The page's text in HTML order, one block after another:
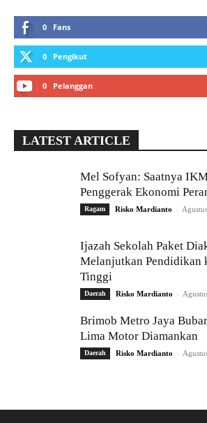
0 Fans
0 Pengikut
0 Pelanggan
LATEST ARTICLE
Mel Sofyan: Saatnya
Penggerak Ekonomi
Ragam Risko Mardianto -
Ijazah Sekolah Paket
Melanjutkan Pendidikan
Tinggi
Daerah Risko Mardianto -
Brimob Metro Jaya
Lima Motor Diamankan
Daerah Risko Mardianto -